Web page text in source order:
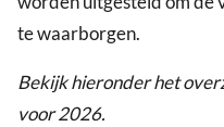
te waarborgen.
Bekijk hieronder het
voor 2026.